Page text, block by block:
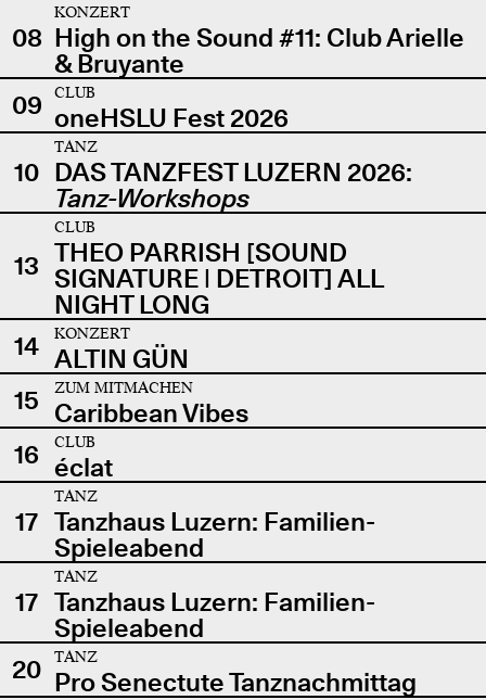
08
KONZERT
High on the Sound #11: Club Arielle
& Bruyante
09
CLUB
oneHSLU Fest 2026
10
TANZ
DAS TANZFEST LUZERN 2026:
Tanz-Workshops
13
CLUB
THEO PARRISH [SOUND
SIGNATURE | DETROIT] ALL
NIGHT LONG
14
KONZERT
ALTIN GÜN
15
ZUM MITMACHEN
Caribbean Vibes
16
CLUB
éclat
17
TANZ
Tanzhaus Luzern: Familien-
Spieleabend
17
TANZ
Tanzhaus Luzern: Familien-
Spieleabend
20
TANZ
Pro Senectute Tanznachmittag